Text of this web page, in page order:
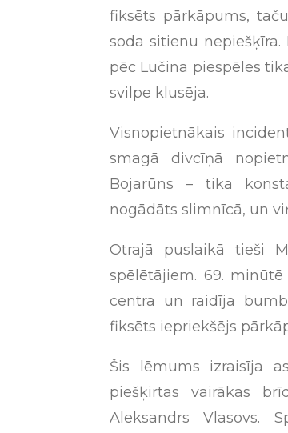
fiksēts pārkāpums,
soda sitienu
pēc Lučina piespēles
svilpe klusēja.
Visnopietnākais
smagā divcīņā
Bojarūns – tika
nogādāts slimnīcā, un
Otrajā puslaikā tieši
spēlētājiem. 69.
centra un raidīja
fiksēts iepriekšējs
Šis lēmums izraisīja
piešķirtas vairākas
Aleksandrs Vlasovs.